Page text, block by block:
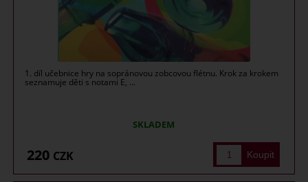
1. díl učebnice hry na sopránovou zobcovou flétnu. Krok za krokem
seznamuje děti s notami E, ...
SKLADEM
220 CZK